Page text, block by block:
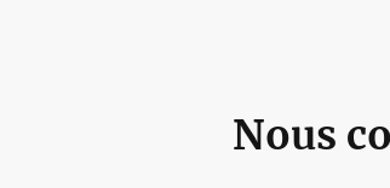
Nous